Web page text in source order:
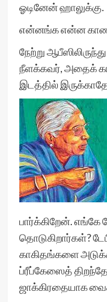
ஓடினேன் ஹாலுக்கு.
என்னங்க என்ன
நேற்று
நீளக்கவர், அதைக்
இடத்தில்
பார்க்கிறேன். எங்கே
தொடுகிறார்கள்?
காகிதங்களை
ப்ரீப்கேஸைத்
ஜாக்கிரதையாக